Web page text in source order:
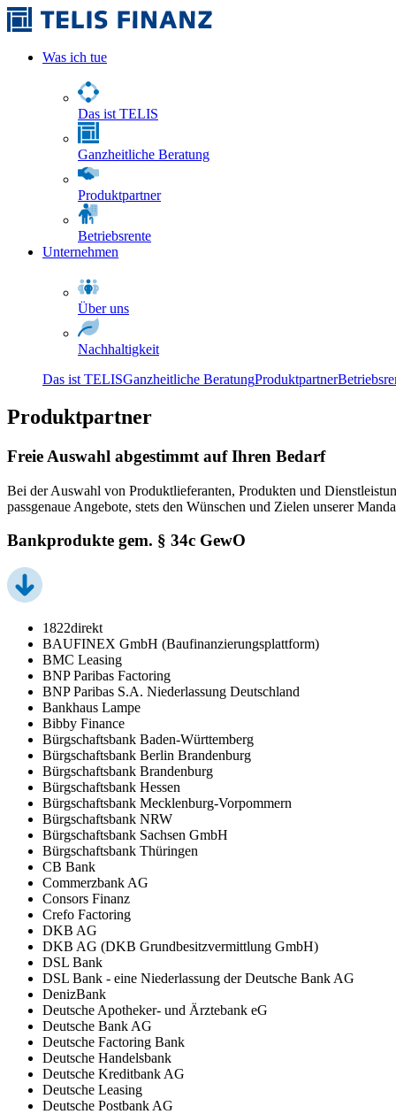
Was ich tue
Das ist TELIS
Ganzheitliche Beratung
Produktpartner
Betriebsrente
Unternehmen
Über uns
Nachhaltigkeit
Das ist TELISGanzheitliche BeratungProduktpartner
Produktpartner
Freie Auswahl abgestimmt auf Ihren Bedarf
Bei der Auswahl von Produktlieferanten, Produkten und
passgenaue Angebote, stets den Wünschen und Zielen unserer
Bankprodukte gem. § 34c GewO
1822direkt
BAUFINEX GmbH (Baufinanzierungsplattform)
BMC Leasing
BNP Paribas Factoring
BNP Paribas S.A. Niederlassung Deutschland
Bankhaus Lampe
Bibby Finance
Bürgschaftsbank Baden-Württemberg
Bürgschaftsbank Berlin Brandenburg
Bürgschaftsbank Brandenburg
Bürgschaftsbank Hessen
Bürgschaftsbank Mecklenburg-Vorpommern
Bürgschaftsbank NRW
Bürgschaftsbank Sachsen GmbH
Bürgschaftsbank Thüringen
CB Bank
Commerzbank AG
Consors Finanz
Crefo Factoring
DKB AG
DKB AG (DKB Grundbesitzvermittlung GmbH)
DSL Bank
DSL Bank - eine Niederlassung der Deutsche Bank AG
DenizBank
Deutsche Apotheker- und Ärztebank eG
Deutsche Bank AG
Deutsche Factoring Bank
Deutsche Handelsbank
Deutsche Kreditbank AG
Deutsche Leasing
Deutsche Postbank AG